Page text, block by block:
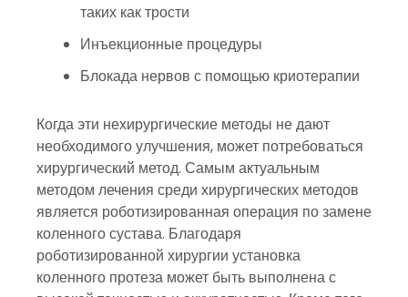
таких как трости
Инъекционные процедуры
Блокада нервов с помощью криотерапии
Когда эти нехирургические методы не дают
необходимого улучшения, может потребоваться
хирургический метод. Самым актуальным
методом лечения среди хирургических методов
является роботизированная операция по замене
коленного сустава. Благодаря
роботизированной хирургии установка
коленного протеза может быть выполнена с